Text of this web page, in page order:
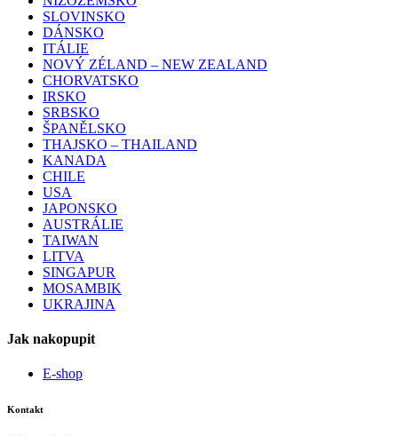
SLOVINSKO
DÁNSKO
ITÁLIE
NOVÝ ZÉLAND – NEW ZEALAND
CHORVATSKO
IRSKO
SRBSKO
ŠPANĚLSKO
THAJSKO – THAILAND
KANADA
CHILE
USA
JAPONSKO
AUSTRÁLIE
TAIWAN
LITVA
SINGAPUR
MOSAMBIK
UKRAJINA
Jak nakopupit
E-shop
Kontakt